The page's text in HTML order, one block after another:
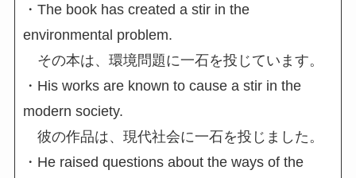
・The book has created a stir in the
environmental problem.
その本は、環境問題に一石を投じています。
・His works are known to cause a stir in the
modern society.
彼の作品は、現代社会に一石を投じました。
・He raised questions about the ways of the